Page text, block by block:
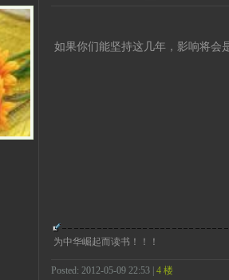
如果你们能坚持这几年，影响将会
为中华崛起而读书！！！
Posted: 2012-05-09 22:53 | 4 楼